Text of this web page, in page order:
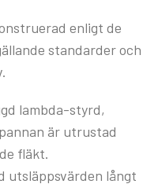
enligt de
standarder och
lambda-styrd,
är utrustad
fläkt.
utsläppsvärden långt